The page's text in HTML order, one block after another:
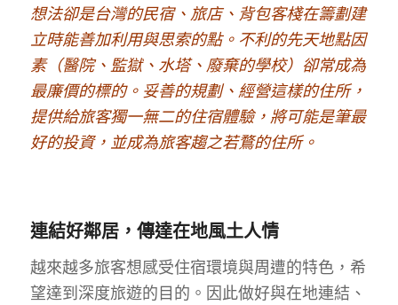
想法卻是台灣的民宿、旅店、背包客棧在籌劃建
立時能善加利用與思索的點。不利的先天地點因
素（醫院、監獄、水塔、廢棄的學校）卻常成為
最廉價的標的。妥善的規劃、經營這樣的住所，
提供給旅客獨一無二的住宿體驗，將可能是筆最
好的投資，並成為旅客趨之若鶩的住所。
連結好鄰居，傳達在地風土人情
越來越多旅客想感受住宿環境與周遭的特色，希
望達到深度旅遊的目的。因此做好與在地連結、